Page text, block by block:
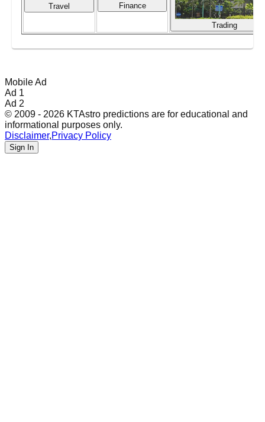
Travel Finance
Trading
Mobile Ad
Ad 1
Ad 2
© 2009 - 2026 KTAstro predictions are for educational and
informational purposes only.
Disclaimer,Privacy Policy
Sign In